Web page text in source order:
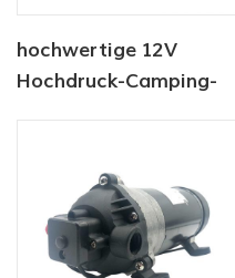
hochwertige 12V
Hochdruck-Camping-